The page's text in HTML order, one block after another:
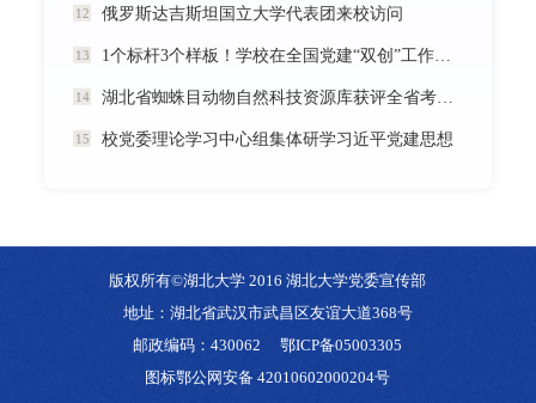
12 俄罗斯达吉斯坦国立大学代表团来校访问
13
14
15 校党委理论学习中心组集体研学习近平党建思想
版权所有©湖北大学 2016 湖北大学党委宣传部
地址：湖北省武汉市武昌区友谊大道368号
邮政编码：430062
鄂ICP备05003305
图标鄂公网安备 42010602000204号